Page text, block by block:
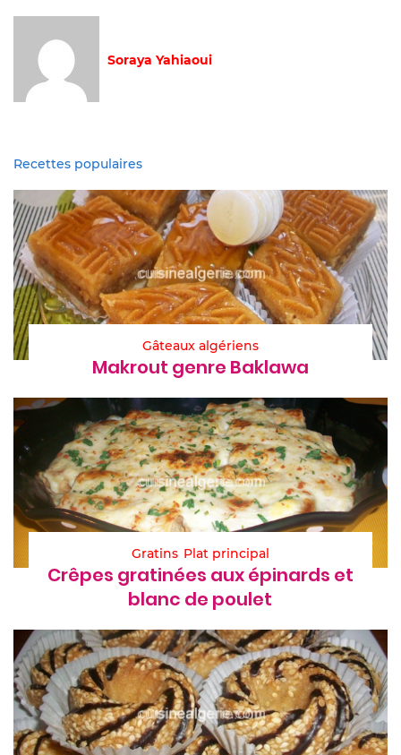
Soraya Yahiaoui
Recettes populaires
Gâteaux algériens
Makrout genre Baklawa
Gratins Plat principal
Crêpes gratinées aux épinards et
blanc de poulet